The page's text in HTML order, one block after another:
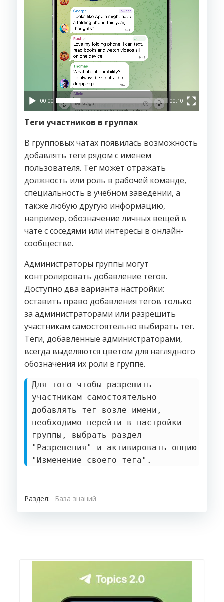
00:00 00:10
Теги участников в группах
В групповых чатах появилась возможность
добавлять теги рядом с именем
пользователя. Тег может отражать
должность или роль в рабочей команде,
специальность в учебном заведении, а
также любую другую информацию,
например, обозначение личных вещей в
чате с соседями или интересы в онлайн-
сообществе.
Администраторы группы могут
контролировать добавление тегов.
Доступно два варианта настройки:
оставить право добавления тегов только
за администраторами или разрешить
участникам самостоятельно выбирать тег.
Теги, добавленные администраторами,
всегда выделяются цветом для наглядного
обозначения их роли в группе.
Для того чтобы разрешить
участникам самостоятельно
добавлять тег возле имени,
необходимо перейти в настройки
группы, выбрать раздел
"Разрешения" и активировать опцию
"Изменение своего тега".
Раздел: База знаний